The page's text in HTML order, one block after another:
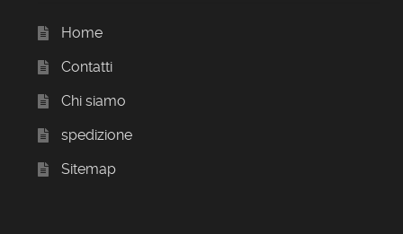
Home
Contatti
Chi siamo
spedizione
Sitemap